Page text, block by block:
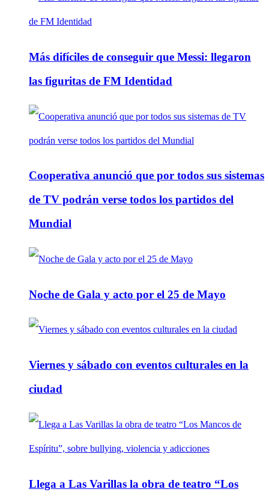
Más difíciles de conseguir que Messi: llegaron
las figuritas de FM Identidad
Cooperativa anunció que por todos sus sistemas
de TV podrán verse todos los partidos del
Mundial
Noche de Gala y acto por el 25 de Mayo
Viernes y sábado con eventos culturales en la
ciudad
Llega a Las Varillas la obra de teatro “Los